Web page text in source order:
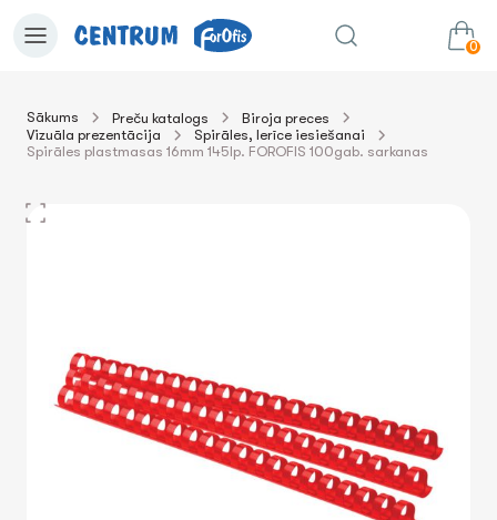
0
uz grozu Summa:
Sākums Preču katalogs
Biroja preces
Vizuāla prezentācija
Spirāles, Ierīce iesiešanai
Spirāles plastmasas 16mm 145lp. FOROFIS 100gab. sarkanas